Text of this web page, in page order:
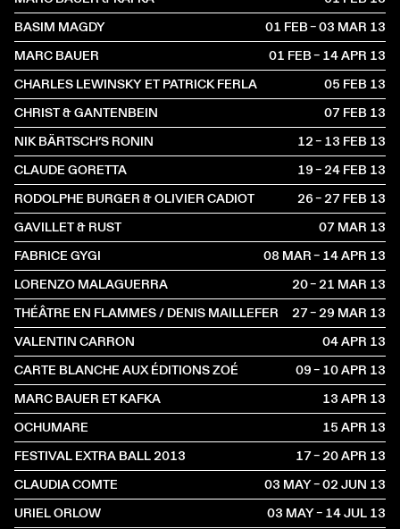
BASIM MAGDY
01 FEB – 03 MAR2013
MARC BAUER
01 FEB – 14 APR2013
CHARLES LEWINSKY ET PATRICK FERLA
05 FEB2013
CHRIST & GANTENBEIN
07 FEB2013
NIK BÄRTSCH’S RONIN
12 – 13 FEB2013
CLAUDE GORETTA
19 – 24 FEB2013
RODOLPHE BURGER & OLIVIER CADIOT
26 – 27 FEB2013
GAVILLET & RUST
07 MAR2013
FABRICE GYGI
08 MAR – 14 APR2013
LORENZO MALAGUERRA
20 – 21 MAR2013
THÉÂTRE EN FLAMMES / DENIS MAILLEFER
27 – 29 MAR2013
VALENTIN CARRON
04 APR2013
CARTE BLANCHE AUX ÉDITIONS ZOÉ
09 – 10 APR2013
MARC BAUER ET KAFKA
13 APR2013
OCHUMARE
15 APR2013
FESTIVAL EXTRA BALL 2013
17 – 20 APR2013
CLAUDIA COMTE
03 MAY – 02 JUN2013
URIEL ORLOW
03 MAY – 14 JUL2013